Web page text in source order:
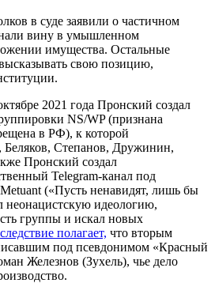
в суде заявили о частичном
вину в умышленном
имущества. Остальные
свою позицию,
2021 года Пронский создал
NS/WP (признана
в РФ), к которой
Степанов, Дружинин,
Пронский создал
Telegram-канал под
(«Пусть ненавидят, лишь бы
неонацистскую идеологию,
группы и искал новых
следствие полагает, что вторым
под псевдонимом «Красный
Железнов (Зухель), чье дело